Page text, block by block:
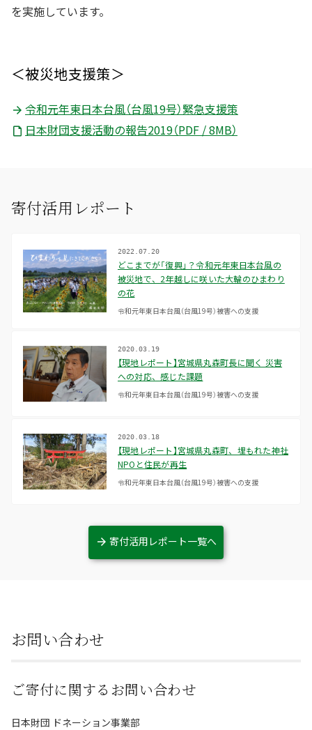
を実施しています。
＜被災地支援策＞
令和元年東日本台風（台風19号）緊急支援策
日本財団支援活動の報告2019（PDF / 8MB）
寄付活用レポート
2022.07.20
どこまでが「復興」？令和元年東日本台風の
被災地で、2年越しに咲いた大輪のひまわり
の花
令和元年東日本台風（台風19号）被害への支援
2020.03.19
【現地レポート】宮城県丸森町長に聞く 災害
への対応、感じた課題
令和元年東日本台風（台風19号）被害への支援
2020.03.18
【現地レポート】宮城県丸森町、埋もれた神社
NPOと住民が再生
令和元年東日本台風（台風19号）被害への支援
寄付活用レポート一覧へ
お問い合わせ
ご寄付に関するお問い合わせ
日本財団 ドネーション事業部